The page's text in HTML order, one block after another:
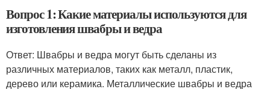
Вопрос 1: Какие материалы используются для
изготовления швабры и ведра
Ответ: Швабры и ведра могут быть сделаны из
различных материалов, таких как металл, пластик,
дерево или керамика. Металлические швабры и ведра